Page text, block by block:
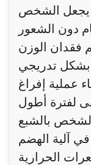
يجعل الشخص
دون الشعور
فقدان الوزن
عملية إفراغ
لفترة أطول
بالشبع
آلية الهضم
الحرارية